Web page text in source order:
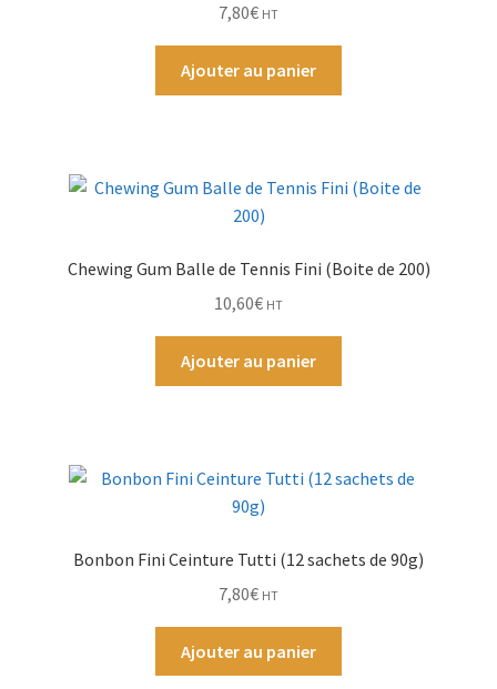
7,80€ HT
Ajouter au panier
Chewing Gum Balle de Tennis Fini (Boite de 200)
10,60€ HT
Ajouter au panier
Bonbon Fini Ceinture Tutti (12 sachets de 90g)
7,80€ HT
Ajouter au panier